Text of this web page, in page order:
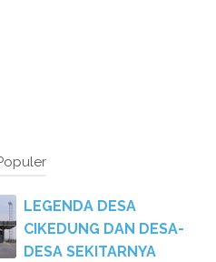
LEGENDA DESA
CIKEDUNG DAN DESA-
DESA SEKITARNYA